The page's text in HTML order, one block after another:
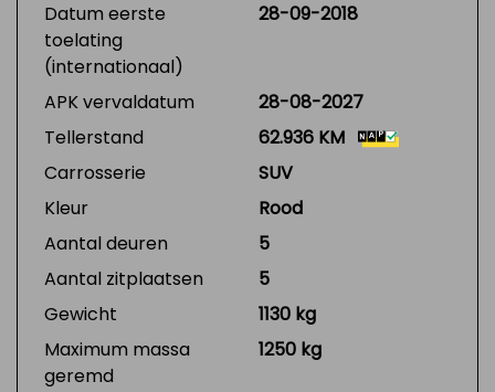
Datum eerste
toelating
(internationaal)
28-09-2018
APK vervaldatum
28-08-2027
Tellerstand
62.936 KM
Carrosserie
SUV
Kleur
Rood
Aantal deuren
5
Aantal zitplaatsen
5
Gewicht
1130 kg
Maximum massa
geremd
1250 kg